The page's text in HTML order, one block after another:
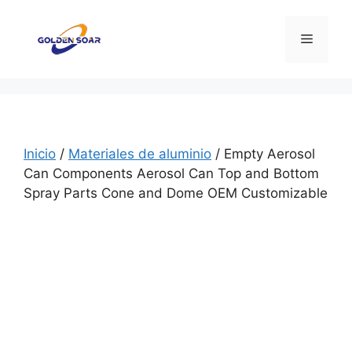
contenido
Menú
Inicio / Materiales de aluminio / Empty Aerosol
Can Components Aerosol Can Top and Bottom
Spray Parts Cone and Dome OEM Customizable